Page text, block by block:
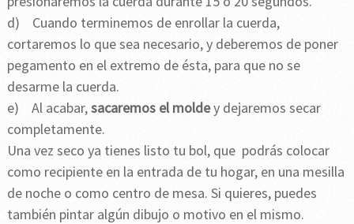
d) Cuando terminemos de enrollar la cuerda,
cortaremos lo que sea necesario, y deberemos de poner
pegamento en el extremo de ésta, para que no se
desarme la cuerda.
e) Al acabar,sacaremos el moldey dejaremos secar
completamente.
Una vez seco ya tienes listo tu bol, que podrás colocar
como recipiente en la entrada de tu hogar, en una mesilla
de noche o como centro de mesa. Si quieres, puedes
también pintar algún dibujo o motivo en el mismo.